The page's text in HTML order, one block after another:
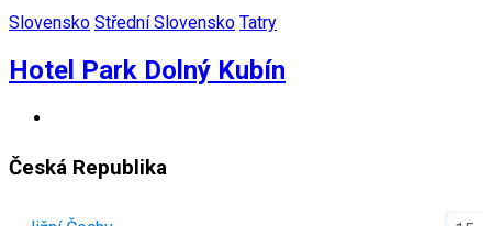
Slovensko Střední Slovensko Tatry
Hotel Park Dolný Kubín
Česká Republika